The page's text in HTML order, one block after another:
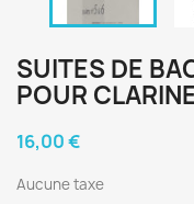
SUITES DE
POUR
16,00 €
Aucune taxe